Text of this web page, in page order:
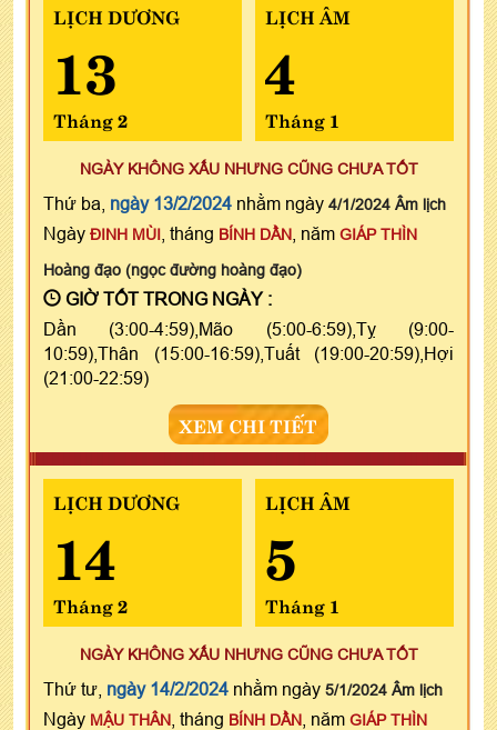
LỊCH DƯƠNG
13
Tháng 2
LỊCH ÂM
4
Tháng 1
NGÀY KHÔNG XẤU NHƯNG CŨNG CHƯA TỐT
Thứ ba, ngày 13/2/2024 nhằm ngày 4/1/2024 Âm lịch
Ngày ĐINH MÙI , tháng BÍNH DẦN , năm GIÁP THÌN
Hoàng đạo (ngọc đường hoàng đạo)
GIỜ TỐT TRONG NGÀY :
Dần (3:00-4:59),Mão (5:00-6:59),Tỵ (9:00-
10:59),Thân (15:00-16:59),Tuất (19:00-20:59),Hợi
(21:00-22:59)
XEM CHI TIẾT
LỊCH DƯƠNG
14
Tháng 2
LỊCH ÂM
5
Tháng 1
NGÀY KHÔNG XẤU NHƯNG CŨNG CHƯA TỐT
Thứ tư, ngày 14/2/2024 nhằm ngày 5/1/2024 Âm lịch
Ngày MẬU THÂN , tháng BÍNH DẦN , năm GIÁP THÌN